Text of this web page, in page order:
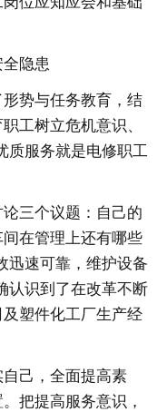
隐患
势与任务教育，结
工树立危机意识、
质服务就是电修职工
三个议题：自己的
在管理上还有哪些
迅速可靠，维护设备
认识到了在改革不断
塑件化工厂生产经
己，全面提高素
把提高服务意识，